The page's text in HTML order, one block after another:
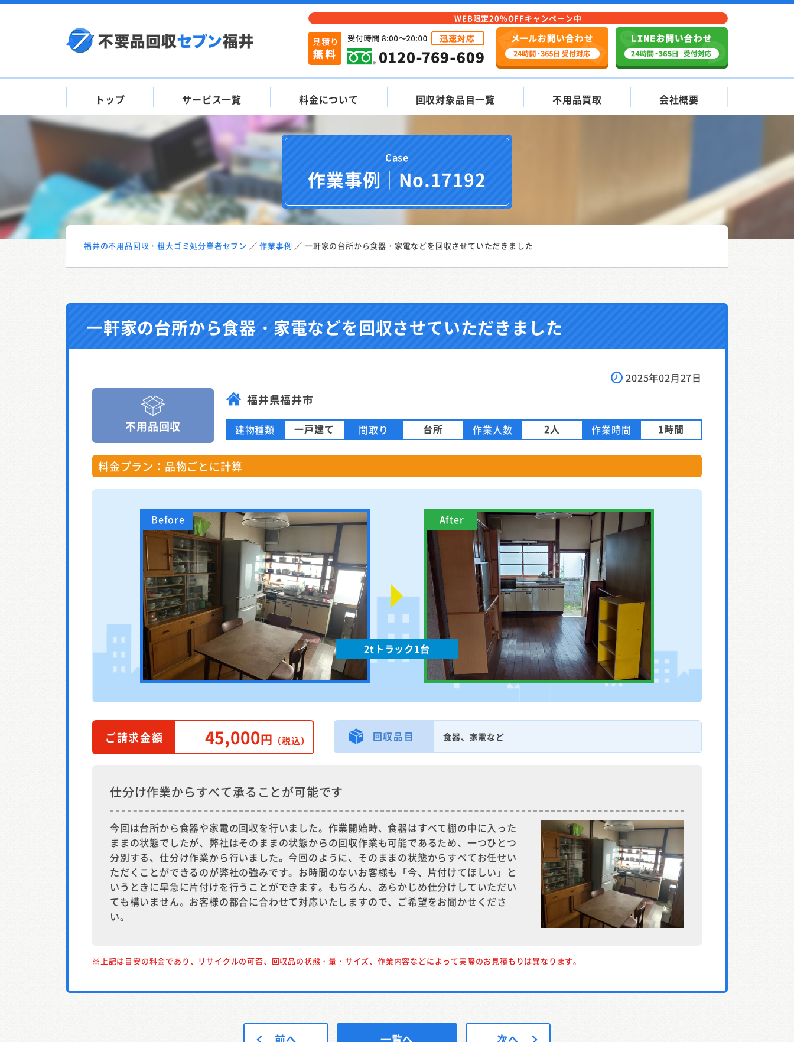
WEB限定20%OFFキャンペーン中
トップ サービス一覧 料金について 回収対象品目一覧 不用品買取 会社概要
Case
作業事例｜No.17192
福井の不用品回収・粗大ゴミ処分業者セブン 作業事例 一軒家の台所から食器・家電などを回収させていただきました
一軒家の台所から食器・家電などを回収させていただきました
2025年02月27日
不用品回収
福井県福井市
建物種類 一戸建て 間取り 台所 作業人数 2人 作業時間 1時間
料金プラン：品物ごとに計算
2tトラック1台
ご請求金額 45,000円 （税込） 回収品目 食器、家電など
仕分け作業からすべて承ることが可能です
今回は台所から食器や家電の回収を行いました。作業開始時、食器はすべて棚の中に入った
ままの状態でしたが、弊社はそのままの状態からの回収作業も可能であるため、一つひとつ
分別する、仕分け作業から行いました。今回のように、そのままの状態からすべてお任せい
ただくことができるのが弊社の強みです。お時間のないお客様も「今、片付けてほしい」と
いうときに早急に片付けを行うことができます。もちろん、あらかじめ仕分けしていただい
ても構いません。お客様の都合に合わせて対応いたしますので、ご希望をお聞かせくださ
い。
※上記は目安の料金であり、リサイクルの可否、回収品の状態・量・サイズ、作業内容などによって実際のお見積もりは異なります。